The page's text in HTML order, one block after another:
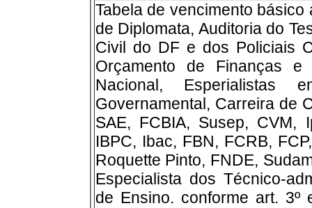
Tabela de vencimento
de Diplomata, Auditoria do
Civil do DF e dos Policiais
Orçamento de Finanças e
Nacional, Esperialistas
Governamental, Carreira de
SAE, FCBIA, Susep, CVM,
IBPC, Ibac, FBN, FCRB,
Roquette Pinto, FNDE,
Especialista dos Técnico-
de Ensino. conforme art.